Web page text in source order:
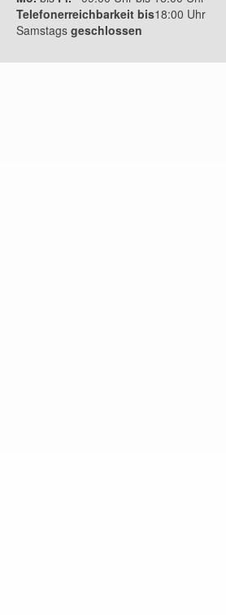
Telefonerreichbarkeit bis18:00 Uhr
Samstags geschlossen